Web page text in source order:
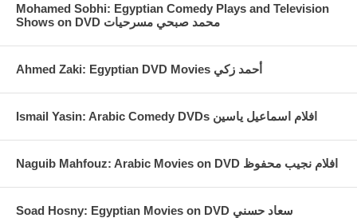
Mohamed Sobhi: Egyptian Comedy Plays and Television
Shows on DVD محمد صبحي مسرحيات
Ahmed Zaki: Egyptian DVD Movies أحمد زكي
Ismail Yasin: Arabic Comedy DVDs افلام اسماعيل ياسين
Naguib Mahfouz: Arabic Movies on DVD افلام نجيب محفوظ
Soad Hosny: Egyptian Movies on DVD سعاد حسني